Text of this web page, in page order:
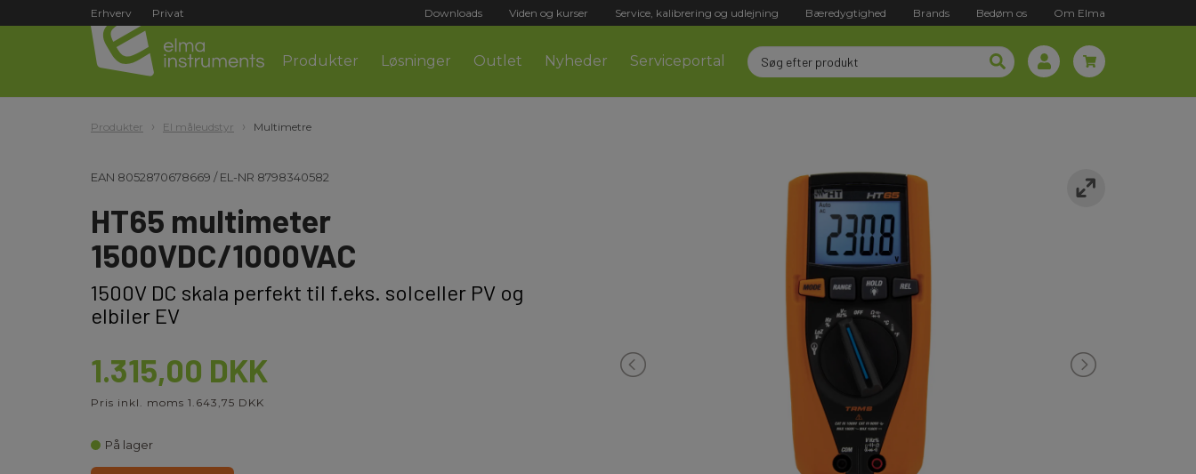
Erhverv Privat Downloads Viden og kurser Service, kalibrering og udlejning Bæredygtighed Brands Bedøm os Om Elma
Produkter Løsninger Outlet Nyheder Serviceportal
Produkter El måleudstyr Multimetre
EAN 8052870678669 /EL-NR 8798340582
HT65 multimeter
1500VDC/1000VAC
1500V DC skala perfekt til f.eks. solceller PV og
elbiler EV
1.315,00 DKK
Pris inkl. moms 1.643,75 DKK
På lager